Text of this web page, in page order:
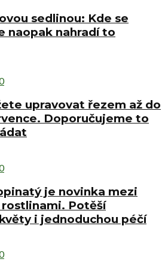
sedlinou: Kde se
naopak nahradí to
upravovat řezem až do
Doporučujeme to
je novinka mezi
Potěší
i jednoduchou péčí